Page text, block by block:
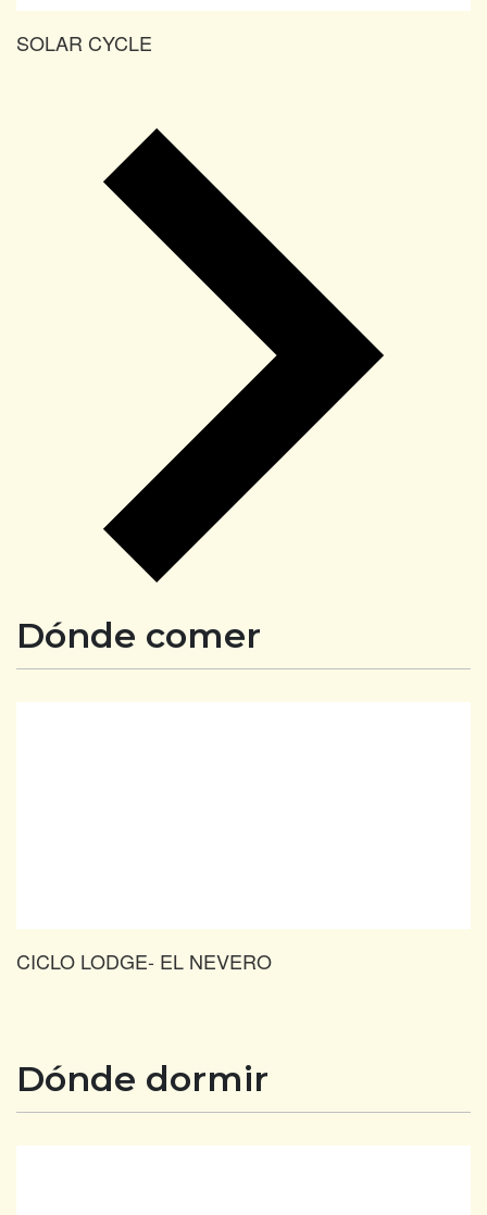
SOLAR CYCLE
Dónde comer
CICLO LODGE- EL NEVERO
Dónde dormir